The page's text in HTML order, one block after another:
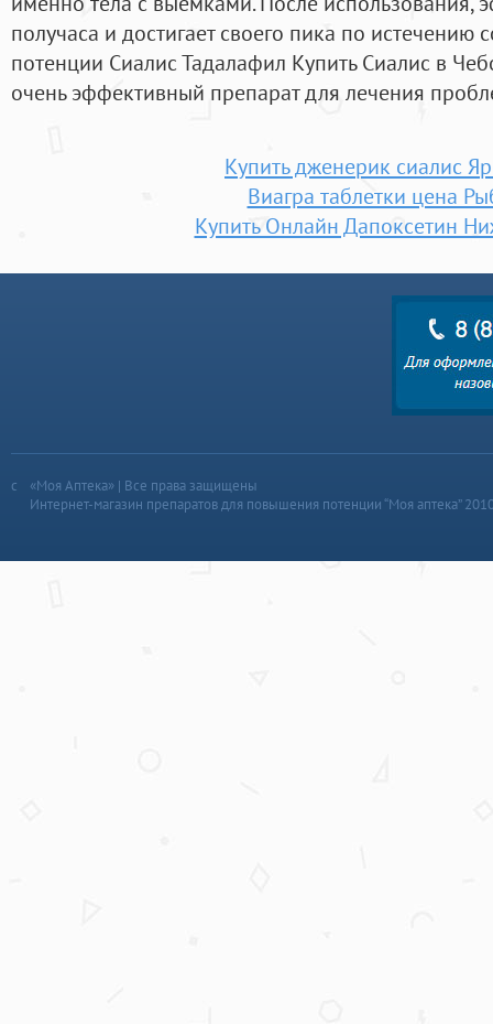
получаса и достигает своего пика по истечению
потенции Сиалис Тадалафил Купить Сиалис в
очень эффективный препарат для лечения
Купить дженерик сиалис
Виагра таблетки цена
Купить Онлайн Дапоксетин
«Моя Аптека» | Все права защищены
Интернет-магазин препаратов для повышения потенции “Моя аптека”